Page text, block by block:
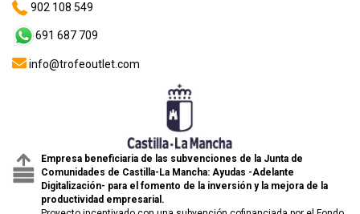
902 108 549
691 687 709
info@trofeoutlet.com
Empresa beneficiaria de las subvenciones de la Junta de
Comunidades de Castilla-La Mancha: Ayudas -Adelante
Digitalización- para el fomento de la inversión y la mejora de la
productividad empresarial.